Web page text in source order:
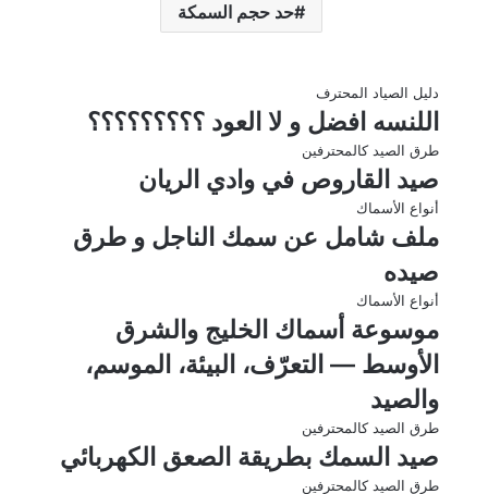
حد حجم السمكة
دليل الصياد المحترف
اللنسه افضل و لا العود ؟؟؟؟؟؟؟؟؟
طرق الصيد كالمحترفين
صيد القاروص في وادي الريان
أنواع الأسماك
ملف شامل عن سمك الناجل و طرق
صيده
أنواع الأسماك
موسوعة أسماك الخليج والشرق
الأوسط — التعرّف، البيئة، الموسم،
والصيد
طرق الصيد كالمحترفين
صيد السمك بطريقة الصعق الكهربائي
طرق الصيد كالمحترفين